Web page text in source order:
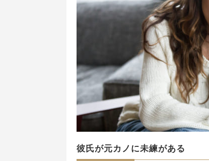
彼氏が元カノに未練がある